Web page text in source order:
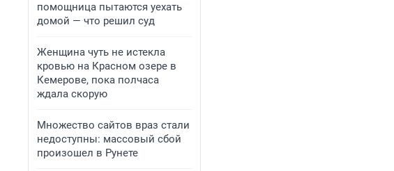
помощница пытаются уехать
домой — что решил суд
Женщина чуть не истекла
кровью на Красном озере в
Кемерове, пока полчаса
ждала скорую
Множество сайтов враз стали
недоступны: массовый сбой
произошел в Рунете